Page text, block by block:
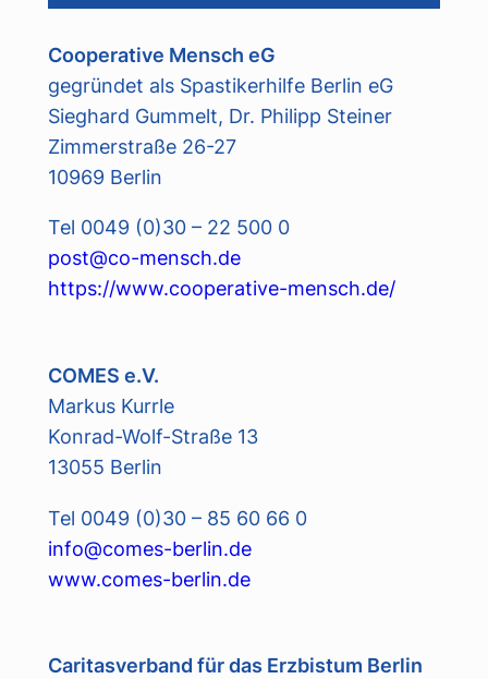
Cooperative Mensch eG
gegründet als Spastikerhilfe Berlin eG
Sieghard Gummelt, Dr. Philipp Steiner
Zimmerstraße 26-27
10969 Berlin
Tel 0049 (0)30 – 22 500 0
post@co-mensch.de
https://www.cooperative-mensch.de/
COMES e.V.
Markus Kurrle
Konrad-Wolf-Straße 13
13055 Berlin
Tel 0049 (0)30 – 85 60 66 0
info@comes-berlin.de
www.comes-berlin.de
Caritasverband für das Erzbistum Berlin